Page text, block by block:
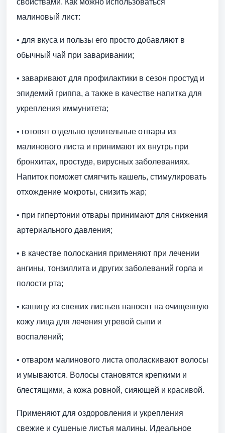
малиновый лист:
• для вкуса и пользы его просто добавляют в
обычный чай при заваривании;
• заваривают для профилактики в сезон простуд и
эпидемий гриппа, а также в качестве напитка для
укрепления иммунитета;
• готовят отдельно целительные отвары из
малинового листа и принимают их внутрь при
бронхитах, простуде, вирусных заболеваниях.
Напиток поможет смягчить кашель, стимулировать
отхождение мокроты, снизить жар;
• при гипертонии отвары принимают для снижения
артериального давления;
• в качестве полоскания применяют при лечении
ангины, тонзиллита и других заболеваний горла и
полости рта;
• кашицу из свежих листьев наносят на очищенную
кожу лица для лечения угревой сыпи и
воспалений;
• отваром малинового листа ополаскивают волосы
и умываются. Волосы становятся крепкими и
блестящими, а кожа ровной, сияющей и красивой.
Применяют для оздоровления и укрепления
свежие и сушеные листья малины. Идеальное